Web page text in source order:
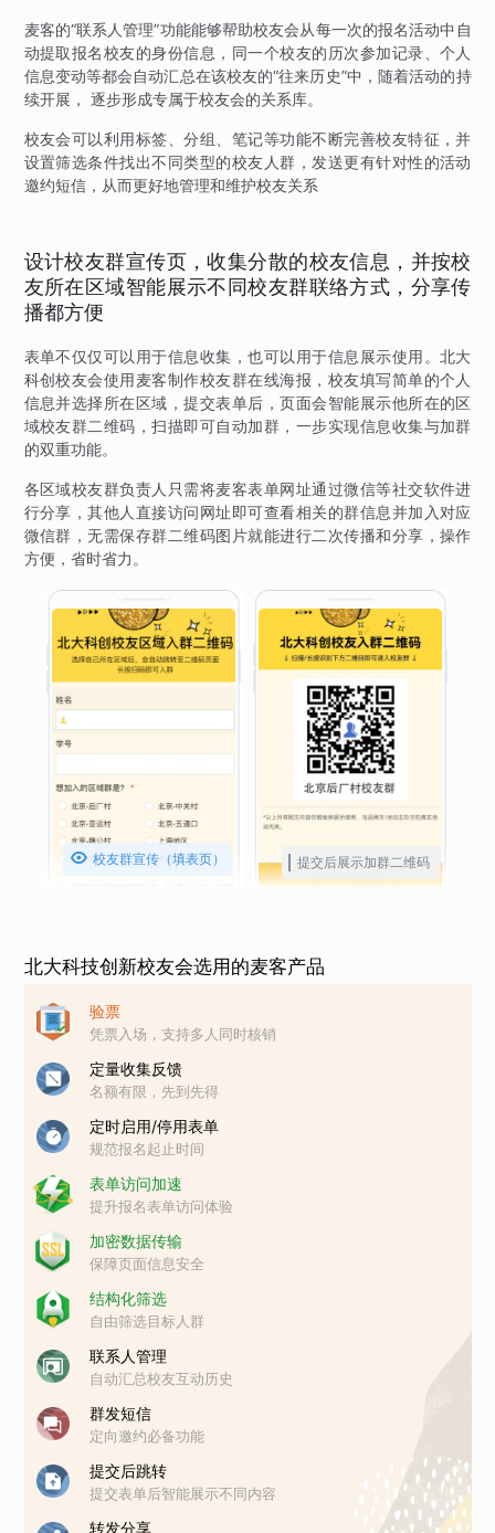
麦客的“联系人管理”功能能够帮助校友会从每一次的报名活动中自
动提取报名校友的身份信息，同一个校友的历次参加记录、个人
信息变动等都会自动汇总在该校友的“往来历史”中，随着活动的持
续开展， 逐步形成专属于校友会的关系库。
校友会可以利用标签、分组、笔记等功能不断完善校友特征，并
设置筛选条件找出不同类型的校友人群，发送更有针对性的活动
邀约短信，从而更好地管理和维护校友关系
设计校友群宣传页，收集分散的校友信息，并按校
友所在区域智能展示不同校友群联络方式，分享传
播都方便
表单不仅仅可以用于信息收集，也可以用于信息展示使用。北大
科创校友会使用麦客制作校友群在线海报，校友填写简单的个人
信息并选择所在区域，提交表单后，页面会智能展示他所在的区
域校友群二维码，扫描即可自动加群，一步实现信息收集与加群
的双重功能。
各区域校友群负责人只需将麦客表单网址通过微信等社交软件进
行分享，其他人直接访问网址即可查看相关的群信息并加入对应
微信群，无需保存群二维码图片就能进行二次传播和分享，操作
方便，省时省力。
 校友群宣传（填表页） 提交后展示加群二维码
北大科技创新校友会选用的麦客产品
验票
凭票入场，支持多人同时核销
定量收集反馈
名额有限，先到先得
定时启用/停用表单
规范报名起止时间
表单访问加速
提升报名表单访问体验
加密数据传输
保障页面信息安全
结构化筛选
自由筛选目标人群
联系人管理
自动汇总校友互动历史
群发短信
定向邀约必备功能
提交后跳转
提交表单后智能展示不同内容
转发分享